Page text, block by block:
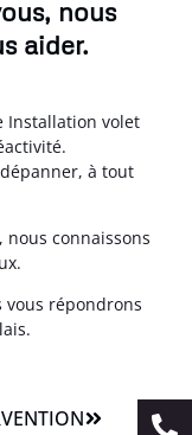
nous
aider.
Installation volet
à tout
nous connaissons
vous répondrons